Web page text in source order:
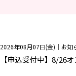
2026年08月07日(金) ｜お
【申込受付中】8/26